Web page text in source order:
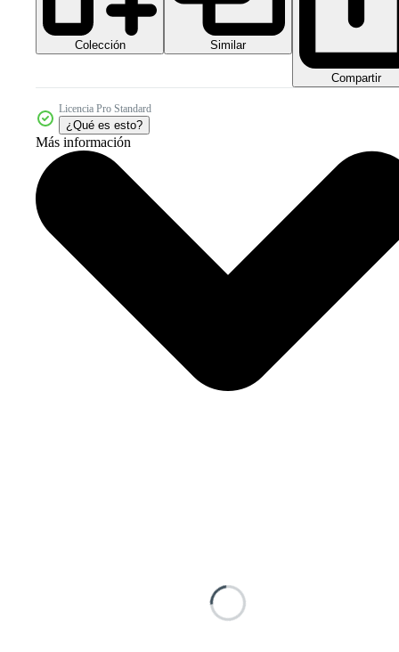
Colección Similar
Compartir
Licencia Pro Standard
¿Qué es esto?
Más información